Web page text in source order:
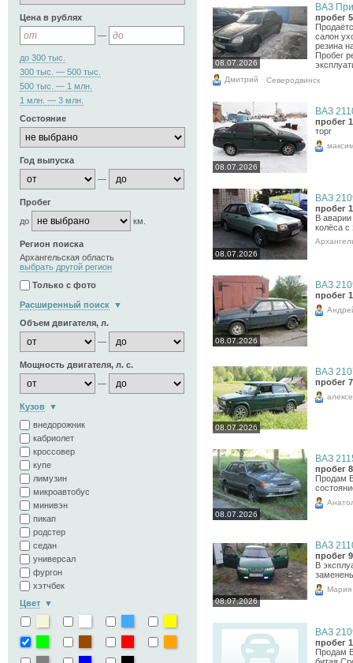
Цена в рублях
—
до 300 тыс.
300 тыс. — 500 тыс.
500 тыс. — 1 млн.
1 млн. — 3 млн.
Состояние
Год выпуска
—
Пробег
до
км.
Регион поиска
Архангельская область
выбрать другой регион
Только с фото
Расширенный поиск
Объем двигателя, л.
—
Мощность двигателя, л. с.
—
Кузов
внедорожник
кабриолет
кроссовер
купе
лимузин
микроавтобус
минивэн
пикап
родстер
седан
универсал
фургон
хэтчбек
Цвет
08.07.2026
ВАЗ
пробег
салон
резина
Пробег
Дмитрий Северодвинск
08.07.2026
ВАЗ
пробег
торг
08.07.2026
ВАЗ
пробег
В
колёса с
08.07.2026
ВАЗ
пробег
08.07.2026
ВАЗ
пробег
08.07.2026
ВАЗ
пробег
Продам
08.07.2026
ВАЗ
пробег
В
Мария
ВАЗ
пробег
Продам